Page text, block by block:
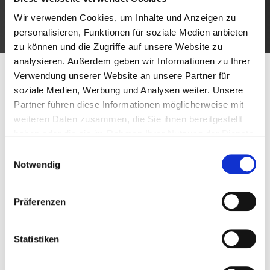
Wir verwenden Cookies, um Inhalte und Anzeigen zu
personalisieren, Funktionen für soziale Medien anbieten
zu können und die Zugriffe auf unsere Website zu
analysieren. Außerdem geben wir Informationen zu Ihrer
Verwendung unserer Website an unsere Partner für
soziale Medien, Werbung und Analysen weiter. Unsere
Partner führen diese Informationen möglicherweise mit
weiteren Daten zusammen, die Sie ihnen bereitgestellt
Notwendig
Präferenzen
Statistiken
ÜBER CABA SPORTS
Eure Zufriedenheit in Zahlen
Merchandise für Teams & Firmen